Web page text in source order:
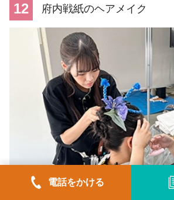
12 府内戦紙のヘアメイク
電話をかける